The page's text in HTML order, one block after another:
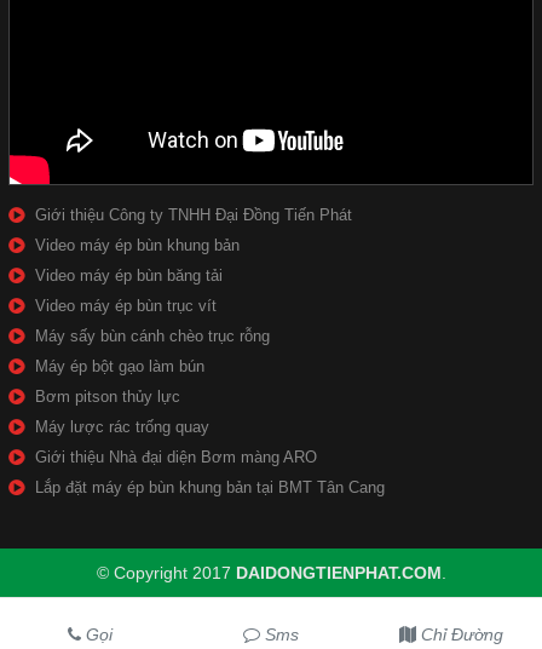
Giới thiệu Công ty TNHH Đại Đồng Tiến Phát
Video máy ép bùn khung bản
Video máy ép bùn băng tải
Video máy ép bùn trục vít
Máy sấy bùn cánh chèo trục rỗng
Máy ép bột gạo làm bún
Bơm pitson thủy lực
Máy lược rác trống quay
Giới thiệu Nhà đại diện Bơm màng ARO
Lắp đặt máy ép bùn khung bản tại BMT Tân Cang
© Copyright 2017 DAIDONGTIENPHAT.COM
Gọi Sms Chỉ Đường